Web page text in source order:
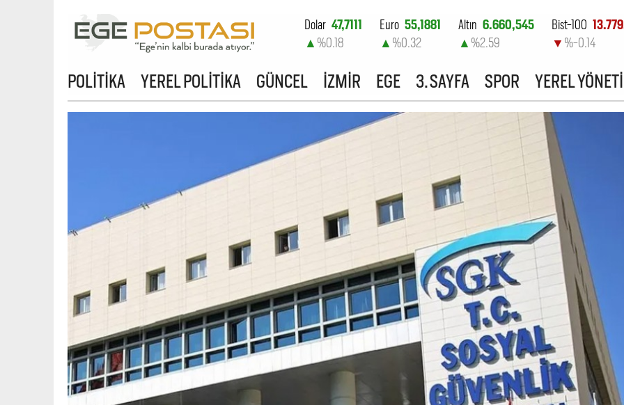
Dolar 47,7111
▲ %0.18
Euro 55,1881
▲ %0.32
Altın 6.660,545
▲ %2.59
Bist-100
▼ %-0.14
POLİTİKA YEREL POLİTİKA GÜNCEL İZMİR EGE 3. SAYFA SPOR YEREL